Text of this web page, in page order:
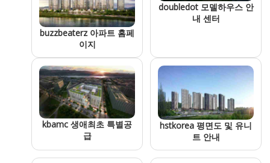
buzzbeaterz 아파트 홈페
이지
doubledot 모델하우스 안
내 센터
kbamc 생애최초 특별공
급
hstkorea 평면도 및 유니
트 안내